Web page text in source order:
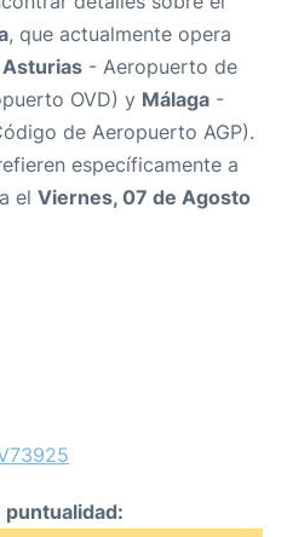
, que actualmente opera
Asturias - Aeropuerto de
OVD) y Málaga -
de Aeropuerto AGP).
específicamente a
el Viernes, 07 de Agosto